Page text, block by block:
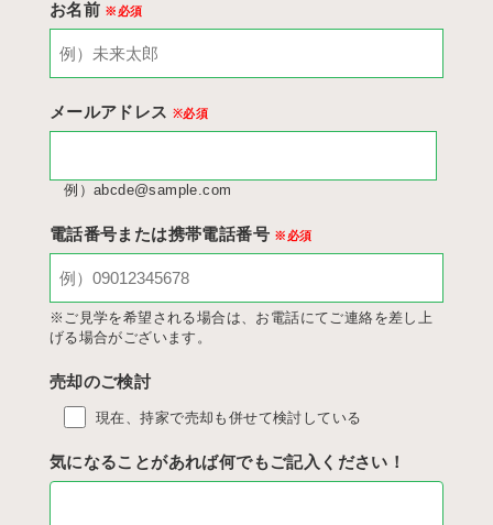
お名前 ※必須
メールアドレス※必須
例）abcde@sample.com
電話番号または携帯電話番号 ※必須
※ご見学を希望される場合は、お電話にてご連絡を差し上
げる場合がございます。
売却のご検討
現在、持家で売却も併せて検討している
気になることがあれば何でもご記入ください！